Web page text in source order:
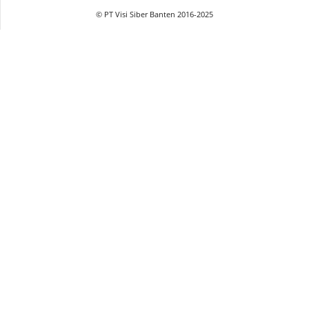
© PT Visi Siber Banten 2016-2025